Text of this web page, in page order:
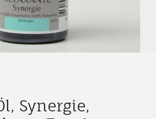
Synergie,